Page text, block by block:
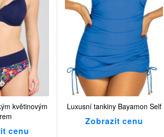
květinovým
cenu
Luxusní tankiny Bayamon Self
Zobrazit cenu